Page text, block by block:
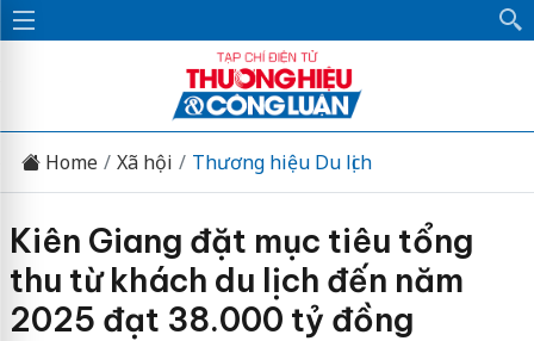
Home Xã hội Thương hiệu Du lịch
Kiên Giang đặt mục tiêu tổng
thu từ khách du lịch đến năm
2025 đạt 38.000 tỷ đồng